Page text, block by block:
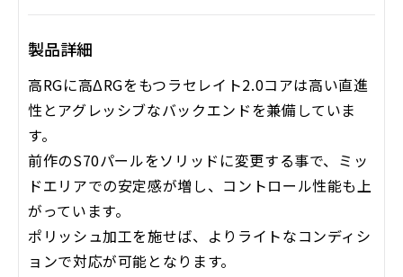
製品詳細
高RGに高ΔRGをもつラセレイト2.0コアは高い直進
性とアグレッシブなバックエンドを兼備していま
す。
前作のS70パールをソリッドに変更する事で、ミッ
ドエリアでの安定感が増し、コントロール性能も上
がっています。
ポリッシュ加工を施せば、よりライトなコンディシ
ョンで対応が可能となります。